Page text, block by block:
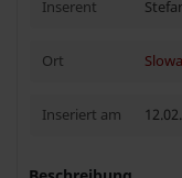
Inserent
Ort
Inseriert am